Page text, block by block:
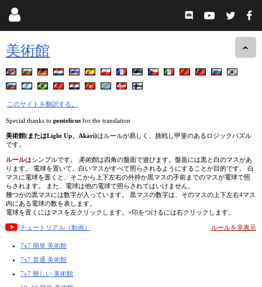
美術館
このサイトを翻訳する。
Special thanks to pentelicus for the translation
美術館(またはLight Up、Akari)はルールが易しく、挑戦し甲斐のあるロジックパズル
です。
ルールはシンプルです。 美術館は四角の盤面で遊びます。盤面には黒と白のマスがあ
ります。 電球を置いて、白いマスがすべて照らされるようにすることが目的です。 白
マスに電球を置くと、そこから上下左右の外枠か黒マスの手前までのマスが電球で照
らされます。 また、電球は他の電球で照らされてはいけません。
幾つかの黒マスには数字が入っています。 黒マスの数字は、そのマスの上下左右4マス
内にある電球の数を表します。
電球を置くにはマスを左クリックします。×印をつけるには右クリックします。
チュートリアル（動画） ルールを非表示
7x7 簡単 美術館
7x7 普通 美術館
7x7 難しい 美術館